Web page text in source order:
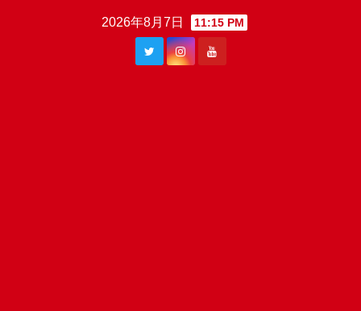
2026年8月7日 11:15 PM